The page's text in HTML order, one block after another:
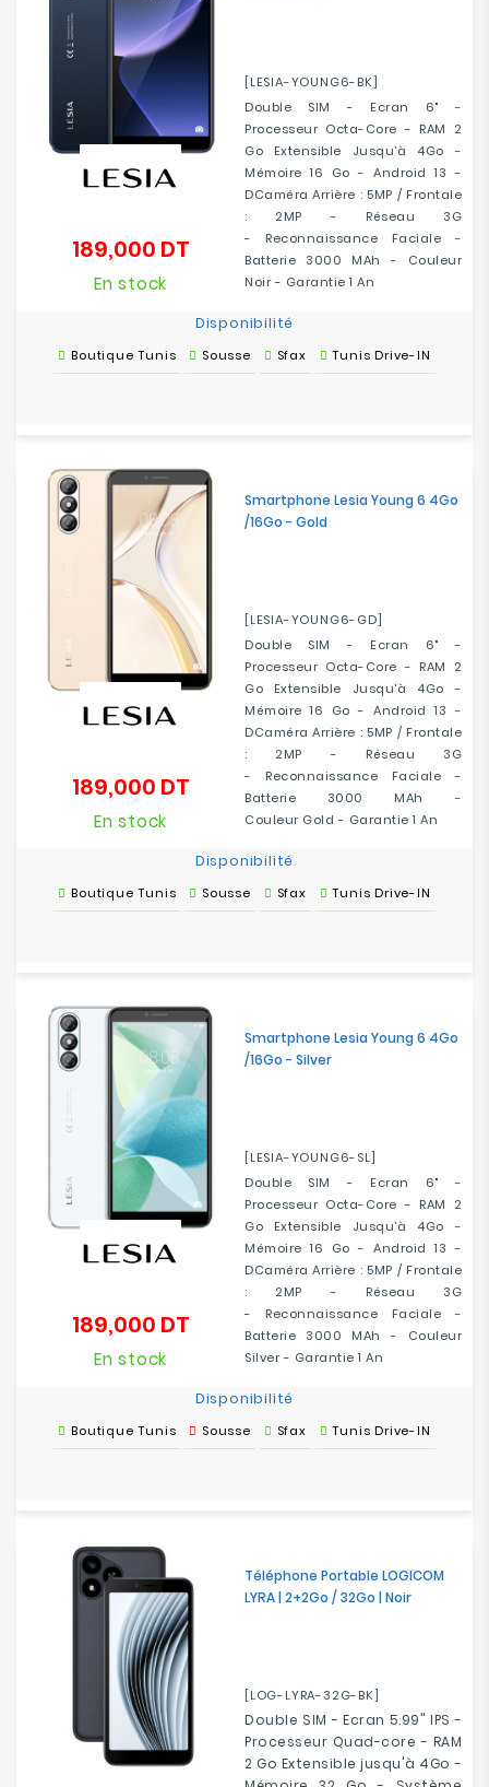
[LESIA-YOUNG6-BK]
Double SIM - Ecran 6" -
Processeur Octa-Core - RAM 2
Go Extensible Jusqu'à 4Go -
Mémoire 16 Go - Android 13 -
DCaméra Arrière : 5MP / Frontale
: 2MP - Réseau 3G
- Reconnaissance Faciale -
Batterie 3000 MAh - Couleur
Noir - Garantie 1 An
189,000 DTPrix
En stock
Disponibilité
Boutique Tunis Sousse Sfax Tunis Drive-IN
Smartphone Lesia Young 6 4Go
/16Go - Gold
[LESIA-YOUNG6-GD]
Double SIM - Ecran 6" -
Processeur Octa-Core - RAM 2
Go Extensible Jusqu'à 4Go -
Mémoire 16 Go - Android 13 -
DCaméra Arrière : 5MP / Frontale
: 2MP - Réseau 3G
- Reconnaissance Faciale -
Batterie 3000 MAh -
Couleur Gold - Garantie 1 An
189,000 DTPrix
En stock
Disponibilité
Boutique Tunis Sousse Sfax Tunis Drive-IN
Smartphone Lesia Young 6 4Go
/16Go - Silver
[LESIA-YOUNG6-SL]
Double SIM - Ecran 6" -
Processeur Octa-Core - RAM 2
Go Extensible Jusqu'à 4Go -
Mémoire 16 Go - Android 13 -
DCaméra Arrière : 5MP / Frontale
: 2MP - Réseau 3G
- Reconnaissance Faciale -
Batterie 3000 MAh - Couleur
Silver - Garantie 1 An
189,000 DTPrix
En stock
Disponibilité
Boutique Tunis Sousse Sfax Tunis Drive-IN
Téléphone Portable LOGICOM
LYRA | 2+2Go / 32Go | Noir
[LOG-LYRA-32G-BK]
Double SIM - Ecran 5.99" IPS -
Processeur Quad-core - RAM
2 Go Extensible jusqu'à 4Go -